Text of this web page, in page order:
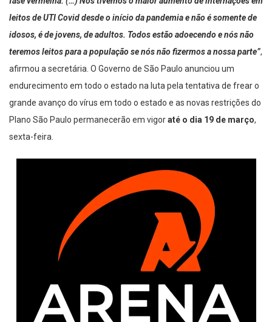
fase vermelha. (…) Nós tivemos o maior aumento de internações em
leitos de UTI Covid desde o início da pandemia e não é somente de
idosos, é de jovens, de adultos. Todos estão adoecendo e nós não
teremos leitos para a população se nós não fizermos a nossa parte” ,
afirmou a secretária. O Governo de São Paulo anunciou um
endurecimento em todo o estado na luta pela tentativa de frear o
grande avanço do vírus em todo o estado e as novas restrições do
Plano São Paulo permanecerão em vigor até o dia 19 de março,
sexta-feira.